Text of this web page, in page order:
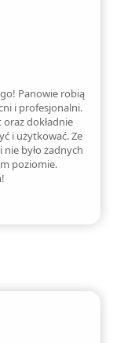
Panowie robią
i profesjonalni.
dokładnie
i użytkować. Ze
było żadnych
poziomie.